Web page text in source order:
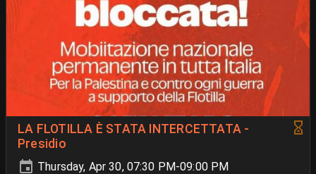
LA FLOTILLA È STATA INTERCETTATA -
Presidio
Thursday, Apr 30, 07:30 PM-09:00 PM